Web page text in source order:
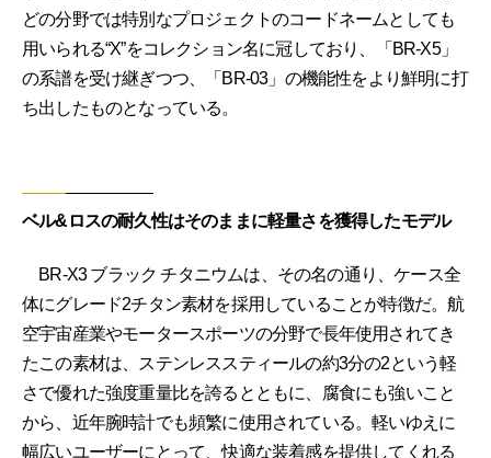
どの分野では特別なプロジェクトのコードネームとしても
用いられる“X”をコレクション名に冠しており、「BR-X5」
の系譜を受け継ぎつつ、「BR-03」の機能性をより鮮明に打
ち出したものとなっている。
ベル&ロスの耐久性はそのままに軽量さを獲得したモデル
BR-X3 ブラック チタニウムは、その名の通り、ケース全
体にグレード2チタン素材を採用していることが特徴だ。航
空宇宙産業やモータースポーツの分野で長年使用されてき
たこの素材は、ステンレススティールの約3分の2という軽
さで優れた強度重量比を誇るとともに、腐食にも強いこと
から、近年腕時計でも頻繁に使用されている。軽いゆえに
幅広いユーザーにとって、快適な装着感を提供してくれる